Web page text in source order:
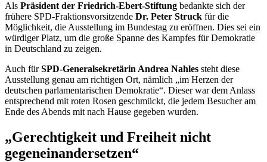
Als Präsident der Friedrich-Ebert-Stiftung bedankte sich der
frühere SPD-Fraktionsvorsitzende Dr. Peter Struck für die
Möglichkeit, die Ausstellung im Bundestag zu eröffnen. Dies sei ein
würdiger Platz, um die große Spanne des Kampfes für Demokratie
in Deutschland zu zeigen.
Auch fürSPD-Generalsekretärin Andrea Nahles steht diese
Ausstellung genau am richtigen Ort, nämlich „im Herzen der
deutschen parlamentarischen Demokratie“. Dieser war dem Anlass
entsprechend mit roten Rosen geschmückt, die jedem Besucher am
Ende des Abends mit nach Hause gegeben wurden.
„Gerechtigkeit und Freiheit nicht
gegeneinandersetzen“